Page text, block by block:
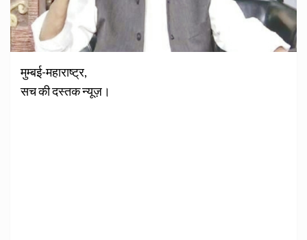
मुम्बई-महाराष्ट्र,
सच की दस्तक न्यूज़।